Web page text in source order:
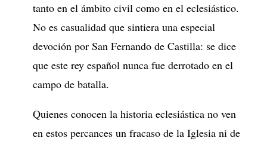
tanto en el ámbito civil como en el eclesiástico.
No es casualidad que sintiera una especial
devoción por San Fernando de Castilla: se dice
que este rey español nunca fue derrotado en el
campo de batalla.
Quienes conocen la historia eclesiástica no ven
en estos percances un fracaso de la Iglesia ni de